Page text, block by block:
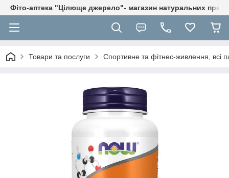
Фіто-аптека "Цілюще джерело"- магазин натуральних
Товари та послуги Спортивне та фітнес-живлення, всі